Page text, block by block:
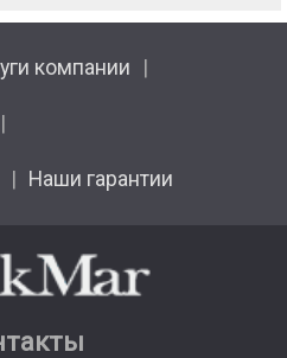
компании
Наши гарантии